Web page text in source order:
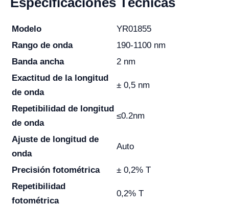
Modelo
YR01855
Rango de onda
190-1100 nm
Banda ancha
2 nm
Exactitud de la longitud
de onda
± 0,5 nm
Repetibilidad de longitud
de onda
≤0.2nm
Ajuste de longitud de
onda
Auto
Precisión fotométrica
± 0,2% T
Repetibilidad
fotométrica
0,2% T